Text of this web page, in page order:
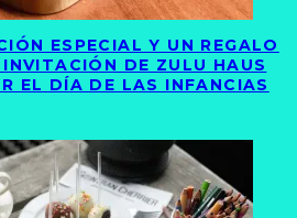
ESPECIAL Y UN REGALO
DE ZULU HAUS
EL DÍA DE LAS INFANCIAS